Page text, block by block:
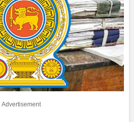
Advertisement